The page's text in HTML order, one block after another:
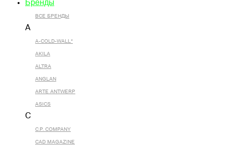
Бренды
ВСЕ БРЕНДЫ
A
A-COLD-WALL*
AKILA
ALTRA
ANGLAN
ARTE ANTWERP
ASICS
C
C.P. COMPANY
CAD MAGAZINE